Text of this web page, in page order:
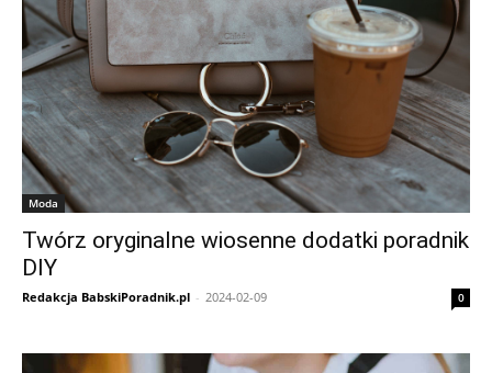
Moda
Twórz oryginalne wiosenne dodatki poradnik
DIY
Redakcja BabskiPoradnik.pl - 2024-02-09 0